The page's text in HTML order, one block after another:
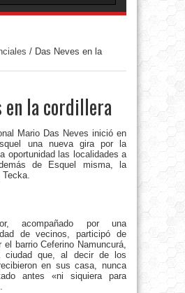
/ Das Neves en la
en la cordillera
Mario Das Neves inició en
una nueva gira por la
oportunidad las localidades a
de Esquel misma, la
acompañado por una
de vecinos, participó de
el barrio Ceferino Namuncurá,
que, al decir de los
en sus casa, nunca
antes «ni siquiera para